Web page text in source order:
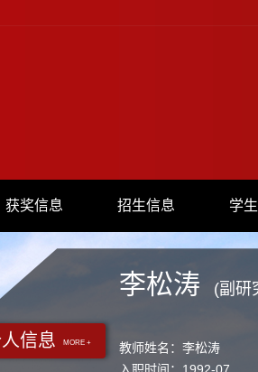
获奖信息 招生信息 学
信息 MORE +
李松涛 (副研
教师姓名：李松涛